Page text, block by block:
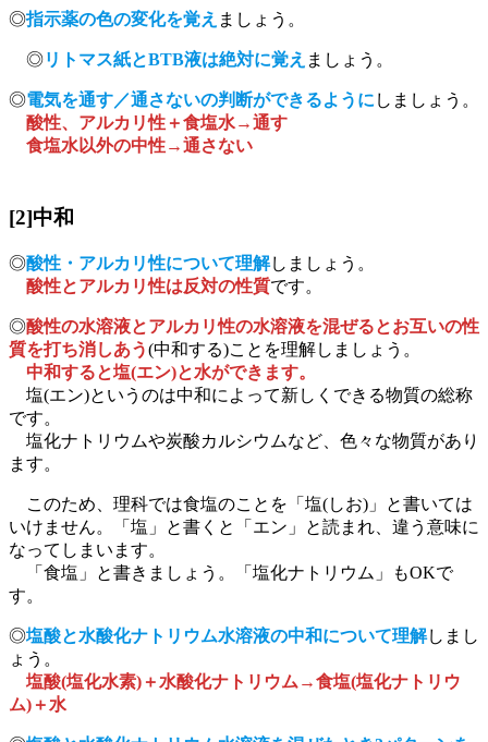
◎指示薬の色の変化を覚え ましょう。
◎リトマス紙とBTB液は絶対に覚え ましょう。
◎電気を通す／通さないの判断ができるように しましょう。
酸性、アルカリ性＋食塩水→通す
食塩水以外の中性→通さない
[2]中和
◎酸性・アルカリ性について理解しましょう。
酸性とアルカリ性は反対の性質です。
◎酸性の水溶液とアルカリ性の水溶液を混ぜるとお互いの性
質を打ち消しあう(中和する)ことを理解しましょう。
中和すると塩(エン)と水ができます。
塩(エン)というのは中和によって新しくできる物質の総称
です。
塩化ナトリウムや炭酸カルシウムなど、色々な物質があり
ます。
このため、理科では食塩のことを「塩(しお)」と書いては
いけません。「塩」と書くと「エン」と読まれ、違う意味に
なってしまいます。
「食塩」と書きましょう。「塩化ナトリウム」もOKで
す。
◎塩酸と水酸化ナトリウム水溶液の中和について理解しまし
ょう。
塩酸(塩化水素)＋水酸化ナトリウム→食塩(塩化ナトリウ
ム)＋水